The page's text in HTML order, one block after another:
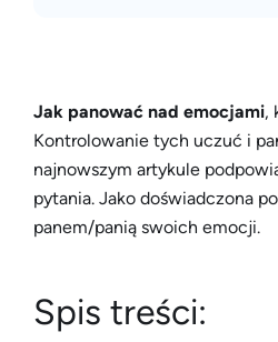
Jak panować nad emocjami,
Kontrolowanie tych uczuć i
najnowszym artykule
pytania. Jako doświadczona
panem/panią swoich emocji.
Spis treści: